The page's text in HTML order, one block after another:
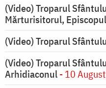
(Video) Troparul
Mărturisitorul,
(Video) Troparul
(Video) Troparul
Arhidiaconul- 10 August